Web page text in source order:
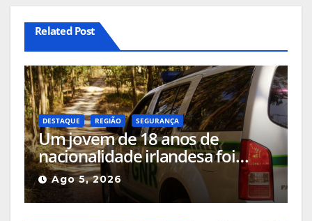
Related Post
DESTAQUE REGIÃO SEGURANÇA
Um jovem de 18 anos de
nacionalidade irlandesa foi
detido pela GNR em Celorico da
Beira pelo crime de incêndio
rural
Ago 5, 2026